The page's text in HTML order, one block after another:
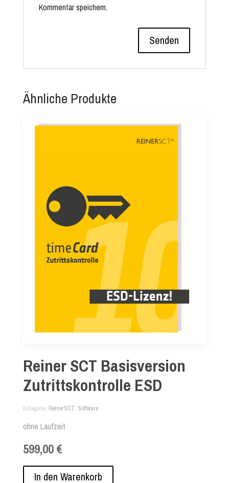
Kommentar speichern.
Ähnliche Produkte
Reiner SCT Basisversion
Zutrittskontrolle ESD
Kategorie ReinerSCT, Software
ohne Laufzeit
599,00 €
In den Warenkorb